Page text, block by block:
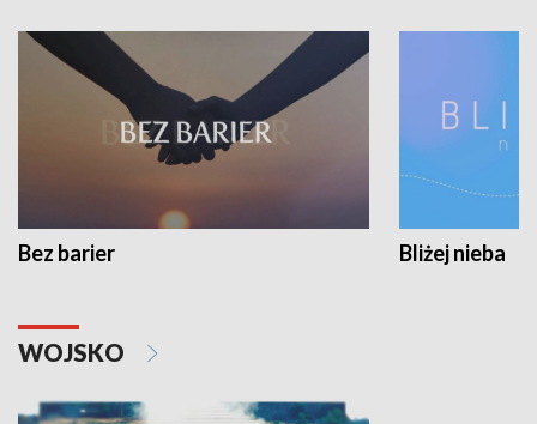
Bez barier Bliżej nieba
WOJSKO